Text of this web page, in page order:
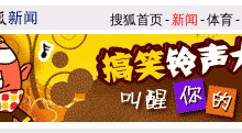
搜狐首页-新闻 -体育-